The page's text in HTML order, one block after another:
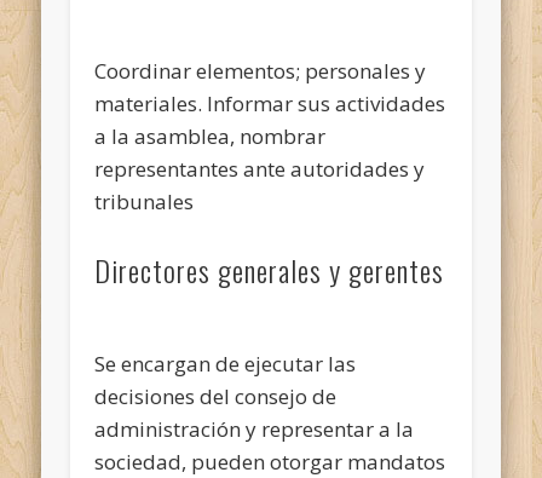
Coordinar elementos; personales y
materiales. Informar sus actividades
a la asamblea, nombrar
representantes ante autoridades y
tribunales
Directores generales y gerentes
Se encargan de ejecutar las
decisiones del consejo de
administración y representar a la
sociedad, pueden otorgar mandatos